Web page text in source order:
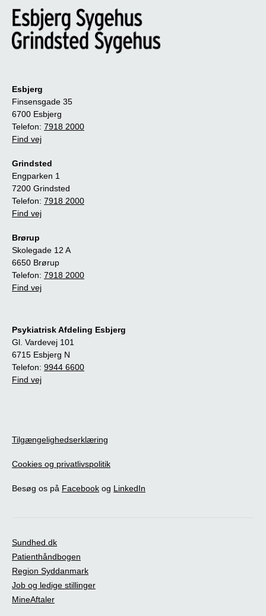
Esbjerg
Finsensgade 35
6700 Esbjerg
Telefon: 7918 2000
Find vej
Grindsted
Engparken 1
7200 Grindsted
Telefon: 7918 2000
Find vej
Brørup
Skolegade 12 A
6650 Brørup
Telefon: 7918 2000
Find vej
Psykiatrisk Afdeling Esbjerg
Gl. Vardevej 101
6715 Esbjerg N
Telefon: 9944 6600
Find vej
Tilgængelighedserklæring
Cookies og privatlivspolitik
Besøg os på Facebook og LinkedIn
Sundhed.dk
Patienthåndbogen
Region Syddanmark
Job og ledige stillinger
MineAftaler